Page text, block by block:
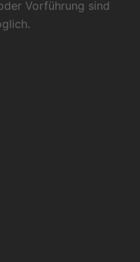
Vorführung sind